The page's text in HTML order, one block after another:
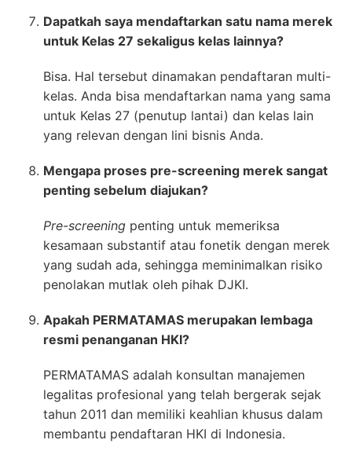
Dapatkah saya mendaftarkan satu nama merek
untuk Kelas 27 sekaligus kelas lainnya?
Bisa. Hal tersebut dinamakan pendaftaran multi-
kelas. Anda bisa mendaftarkan nama yang sama
untuk Kelas 27 (penutup lantai) dan kelas lain
yang relevan dengan lini bisnis Anda.
Mengapa proses pre-screening merek sangat
penting sebelum diajukan?
Pre-screening penting untuk memeriksa
kesamaan substantif atau fonetik dengan merek
yang sudah ada, sehingga meminimalkan risiko
penolakan mutlak oleh pihak DJKI.
Apakah PERMATAMAS merupakan lembaga
resmi penanganan HKI?
PERMATAMAS adalah konsultan manajemen
legalitas profesional yang telah bergerak sejak
tahun 2011 dan memiliki keahlian khusus dalam
membantu pendaftaran HKI di Indonesia.